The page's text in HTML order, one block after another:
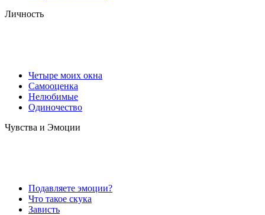
Личность
Четыре моих окна
Самооценка
Нелюбимые
Одиночество
Чувства и Эмоции
Подавляете эмоции?
Что такое скука
Зависть